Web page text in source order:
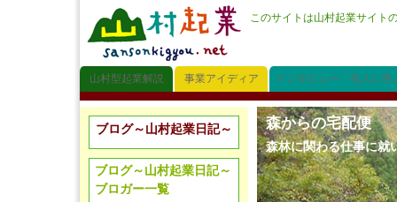
このサイトは山村起業サイト
山村型起業解説 事業アイディア インタビュー「先人に学
森からの宅配便
森林に関わる仕事に就
ブログ～山村起業日記～
ブログ～山村起業日記～
ブロガー一覧